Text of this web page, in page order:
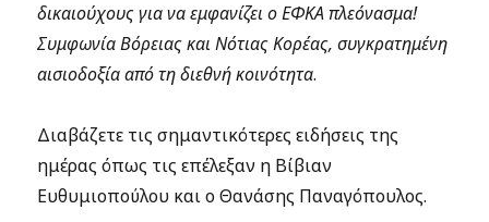
δικαιούχους για να εμφανίζει ο ΕΦΚΑ πλεόνασμα!
Συμφωνία Βόρειας και Νότιας Κορέας, συγκρατημένη
αισιοδοξία από τη διεθνή κοινότητα.
Διαβάζετε τις σημαντικότερες ειδήσεις της
ημέρας όπως τις επέλεξαν η Βίβιαν
Ευθυμιοπούλου και ο Θανάσης Παναγόπουλος.